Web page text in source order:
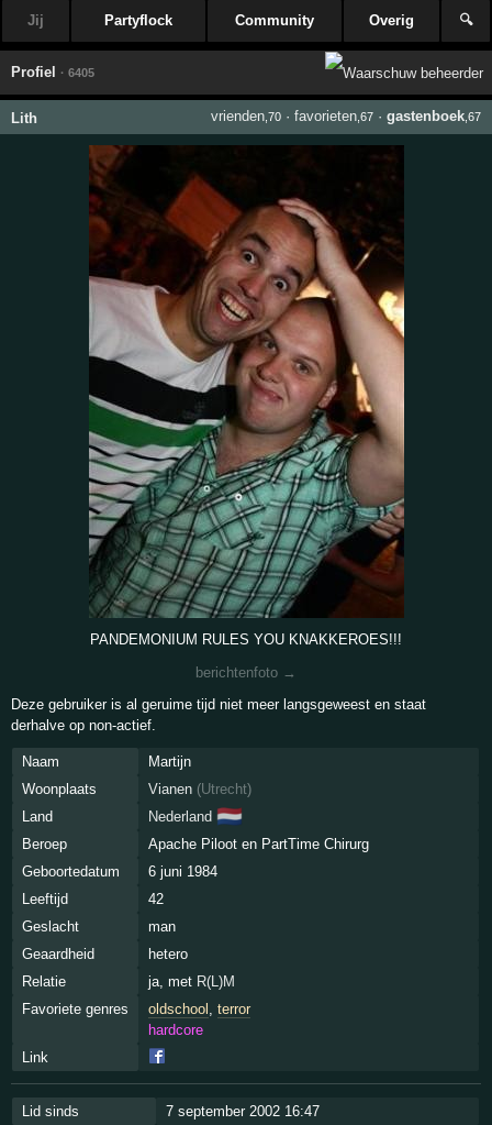
Jij Partyflock Community Overig 🔍
Profiel · 6405
Lith vrienden,70· favorieten,67· gastenboek,67
PANDEMONIUM RULES YOU KNAKKEROES!!!
berichtenfoto →
Deze gebruiker is al geruime tijd niet meer langsgeweest en staat
derhalve op non-actief.
Naam
Martijn
Woonplaats
Vianen (Utrecht)
Land
Nederland 🇳🇱
Beroep
Apache Piloot en PartTime Chirurg
Geboortedatum
6 juni 1984
Leeftijd
42
Geslacht
man
Geaardheid
hetero
Relatie
ja, met R(L)M
Favoriete genres
oldschool , terror
hardcore
Link
Lid sinds
7 september 2002 16:47